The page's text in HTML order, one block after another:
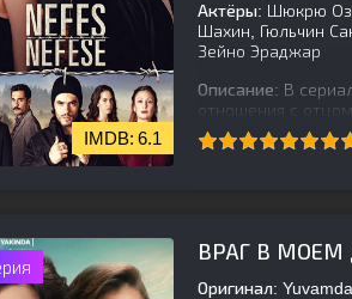
6.1
Актёры: Шюкрю
Шахин, Гюльчин
Зейно Эраджар
Описание: В
отношения с
рассказал
ВРАГ В МОЕМ
Оригинал: